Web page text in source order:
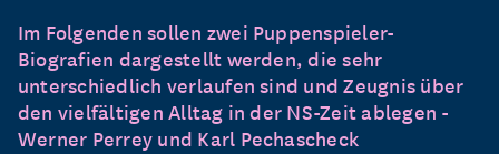
Im Folgenden sollen zwei Puppenspieler-
Biografien dargestellt werden, die sehr
unterschiedlich verlaufen sind und Zeugnis über
den vielfältigen Alltag in der NS-Zeit ablegen -
Werner Perrey und Karl Pechascheck